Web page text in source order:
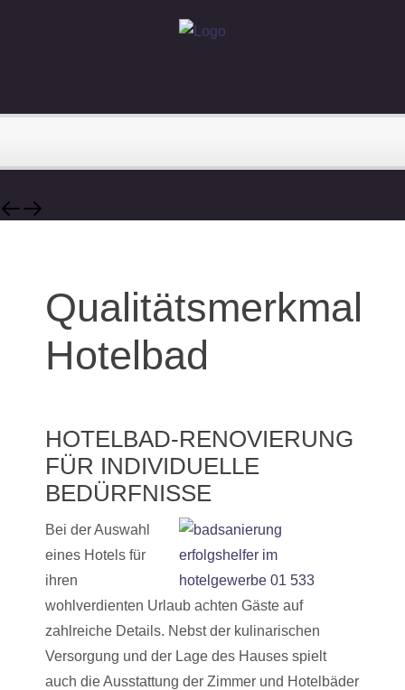
Qualitätsmerkmal
Hotelbad
HOTELBAD-RENOVIERUNG
FÜR INDIVIDUELLE
BEDÜRFNISSE
Bei der Auswahl
eines Hotels für
ihren
wohlverdienten Urlaub achten Gäste auf
zahlreiche Details. Nebst der kulinarischen
Versorgung und der Lage des Hauses spielt
auch die Ausstattung der Zimmer und Hotelbäder